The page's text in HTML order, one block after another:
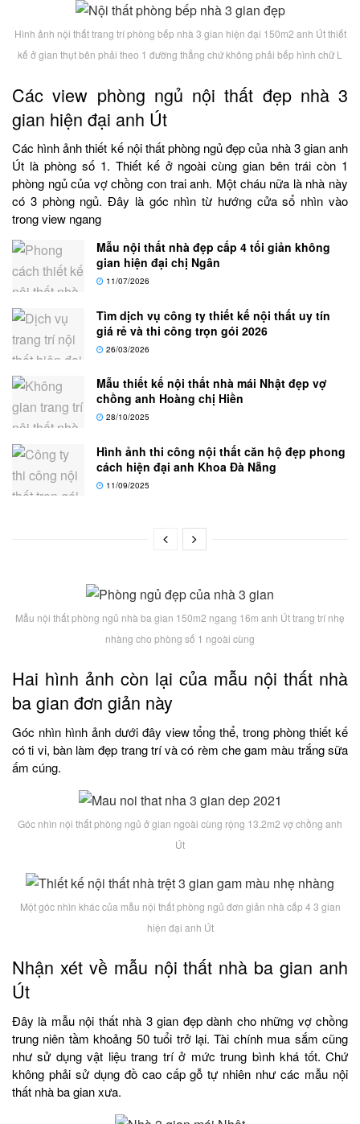
Hình ảnh nội thất trang trí phòng bếp nhà 3 gian hiện đại 150m2 anh Út thiết
kế ở gian thụt bên phải theo 1 đường thẳng chứ không phải bếp hình chữ L
Các view phòng ngủ nội thất đẹp nhà 3
gian hiện đại anh Út
Các hình ảnh thiết kế nội thất phòng ngủ đẹp của nhà 3 gian anh
Út là phòng số 1. Thiết kế ở ngoài cùng gian bên trái còn 1
phòng ngủ của vợ chồng con trai anh. Một cháu nữa là nhà này
có 3 phòng ngủ. Đây là góc nhìn từ hướng cửa sổ nhìn vào
trong view ngang
Mẫu nội thất nhà đẹp cấp 4 tối giản không
gian hiện đại chị Ngân
11/07/2026
Tìm dịch vụ công ty thiết kế nội thất uy tín
giá rẻ và thi công trọn gói 2026
26/03/2026
Mẫu thiết kế nội thất nhà mái Nhật đẹp vợ
chồng anh Hoàng chị Hiền
28/10/2025
Hình ảnh thi công nội thất căn hộ đẹp phong
cách hiện đại anh Khoa Đà Nẵng
11/09/2025
Mẫu nội thất phòng ngủ nhà ba gian 150m2 ngang 16m anh Út trang trí nhẹ
nhàng cho phòng số 1 ngoài cùng
Hai hình ảnh còn lại của mẫu nội thất nhà
ba gian đơn giản này
Góc nhìn hình ảnh dưới đây view tổng thể, trong phòng thiết kế
có ti vi, bàn làm đẹp trang trí và có rèm che gam màu trắng sữa
ấm cúng.
Góc nhìn nội thất phòng ngủ ở gian ngoài cùng rộng 13.2m2 vợ chồng anh
Út
Một góc nhìn khác của mẫu nội thất phòng ngủ đơn giản nhà cấp 4 3 gian
hiện đại anh Út
Nhận xét về mẫu nội thất nhà ba gian anh
Út
Đây là mẫu nội thất nhà 3 gian đẹp dành cho những vợ chồng
trung niên tầm khoảng 50 tuổi trở lại. Tài chính mua sắm cũng
như sử dụng vật liệu trang trí ở mức trung bình khá tốt. Chứ
không phải sử dụng đồ cao cấp gỗ tự nhiên như các mẫu nội
thất nhà ba gian xưa.